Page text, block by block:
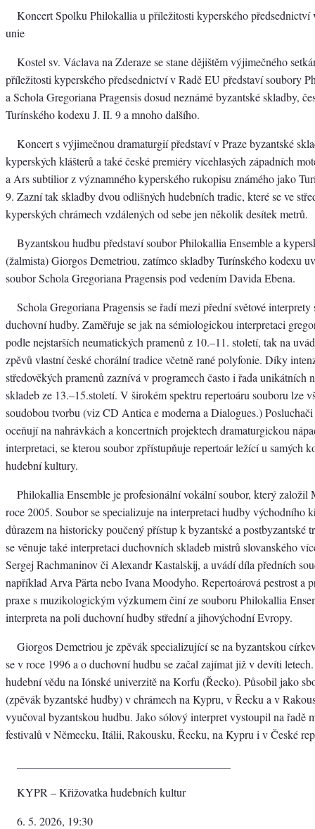
Koncert Spolku Philokallia u příležitosti kyperského předsednictví
unie
Kostel sv. Václava na Zderaze se stane dějištěm výjimečného
příležitosti kyperského předsednictví v Radě EU představí soubory
a Schola Gregoriana Pragensis dosud neznámé byzantské skladby,
Turínského kodexu J. II. 9 a mnoho dalšího.
Koncert s výjimečnou dramaturgií představí v Praze byzantské
kyperských klášterů a také české premiéry vícehlasých západních
a Ars subtilior z významného kyperského rukopisu známého jako
9. Zazní tak skladby dvou odlišných hudebních tradic, které se ve
kyperských chrámech vzdálených od sebe jen několik desítek metrů.
Byzantskou hudbu představí soubor Philokallia Ensemble a
(žalmista) Giorgos Demetriou, zatímco skladby Turínského kodexu
soubor Schola Gregoriana Pragensis pod vedením Davida Ebena.
Schola Gregoriana Pragensis se řadí mezi přední světové interprety
duchovní hudby. Zaměřuje se jak na sémiologickou interpretaci
podle nejstarších neumatických pramenů z 10.–11. století, tak na
zpěvů vlastní české chorální tradice včetně rané polyfonie. Díky
středověkých pramenů zaznívá v programech často i řada unikátních
skladeb ze 13.–15.století. V širokém spektru repertoáru souboru lze
soudobou tvorbu (viz CD Antica e moderna a Dialogues.)
oceňují na nahrávkách a koncertních projektech dramaturgickou
interpretaci, se kterou soubor zpřístupňuje repertoár ležící u samých
hudební kultury.
Philokallia Ensemble je profesionální vokální soubor, který založil
roce 2005. Soubor se specializuje na interpretaci hudby východního
důrazem na historicky poučený přístup k byzantské a postbyzantské
se věnuje také interpretaci duchovních skladeb mistrů slovanského
Sergej Rachmaninov či Alexandr Kastalskij, a uvádí díla předních
například Arva Pärta nebo Ivana Moodyho. Repertoárová pestrost a
praxe s muzikologickým výzkumem činí ze souboru Philokallia
interpreta na poli duchovní hudby střední a jihovýchodní Evropy.
Giorgos Demetriou je zpěvák specializující se na byzantskou
se v roce 1996 a o duchovní hudbu se začal zajímat již v devíti
hudební vědu na Iónské univerzitě na Korfu (Řecko). Působil jako
(zpěvák byzantské hudby) v chrámech na Kypru, v Řecku a v
vyučoval byzantskou hudbu. Jako sólový interpret vystoupil na řadě
festivalů v Německu, Itálii, Rakousku, Řecku, na Kypru i v České
KYPR – Křižovatka hudebních kultur
6. 5. 2026, 19:30